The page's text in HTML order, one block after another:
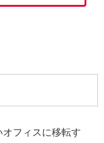
フィスに移転す